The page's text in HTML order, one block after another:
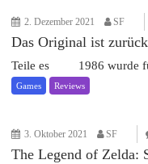
2. Dezember 2021 SF
Das Original ist
Teile es 1986 wurde für
Games Reviews
3. Oktober 2021 SF
The Legend of Zelda: